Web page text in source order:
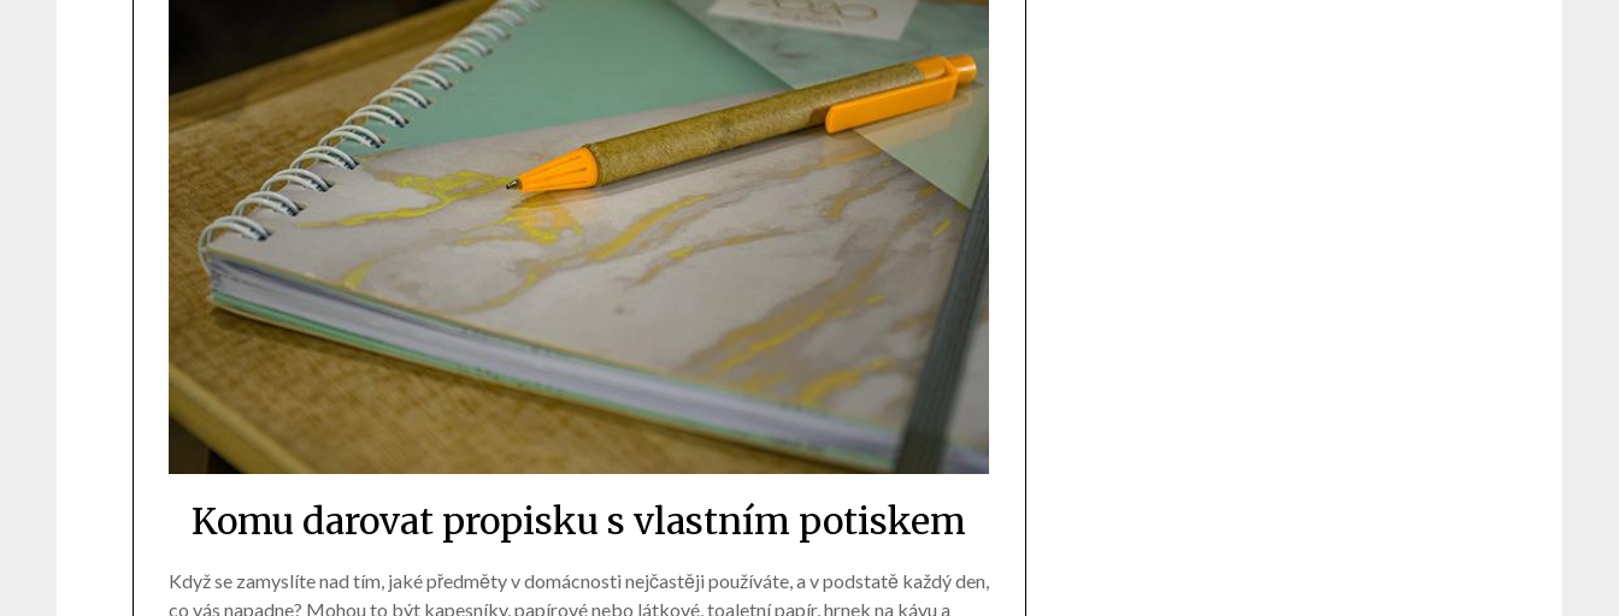
Komu darovat propisku s vlastním potiskem
Když se zamyslíte nad tím, jaké předměty v domácnosti nejčastěji používáte, a v podstatě každý den,
co vás napadne? Mohou to být kapesníky, papírové nebo látkové, toaletní papír, hrnek na kávu a